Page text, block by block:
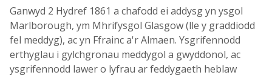
Ganwyd 2 Hydref 1861 a chafodd ei addysg yn ysgol
Marlborough, ym Mhrifysgol Glasgow (lle y graddiodd
fel meddyg), ac yn Ffrainc a'r Almaen. Ysgrifennodd
erthyglau i gylchgronau meddygol a gwyddonol, ac
ysgrifennodd lawer o lyfrau ar feddygaeth heblaw